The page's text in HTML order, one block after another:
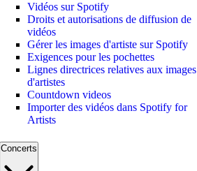
Vidéos sur Spotify
Droits et autorisations de diffusion de
vidéos
Gérer les images d'artiste sur Spotify
Exigences pour les pochettes
Lignes directrices relatives aux images
d'artistes
Countdown videos
Importer des vidéos dans Spotify for
Artists
Concerts